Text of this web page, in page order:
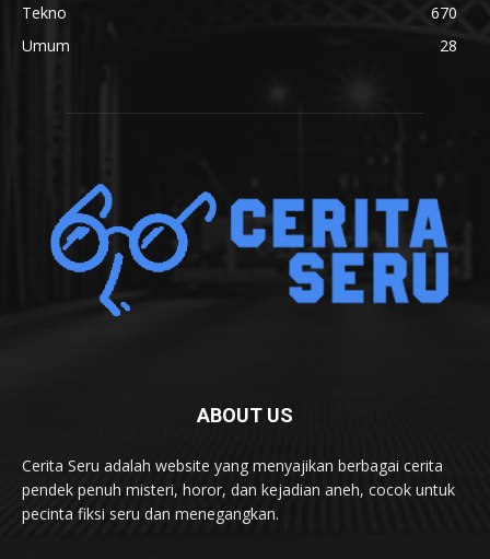
Tekno
670
Umum
28
ABOUT US
Cerita Seru adalah website yang menyajikan berbagai cerita
pendek penuh misteri, horor, dan kejadian aneh, cocok untuk
pecinta fiksi seru dan menegangkan.